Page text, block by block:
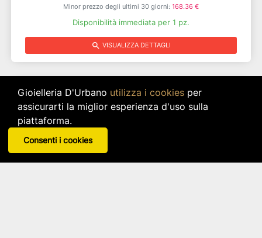
Minor prezzo degli ultimi 30 giorni: 168.36 €
Disponibilità immediata per 1 pz.
search VISUALIZZA DETTAGLI
50% DI SCONTO
Gioielleria D'Urbano utilizza i cookiesper
assicurarti la miglior esperienza d'uso sulla
piattaforma.
Consenti i cookies